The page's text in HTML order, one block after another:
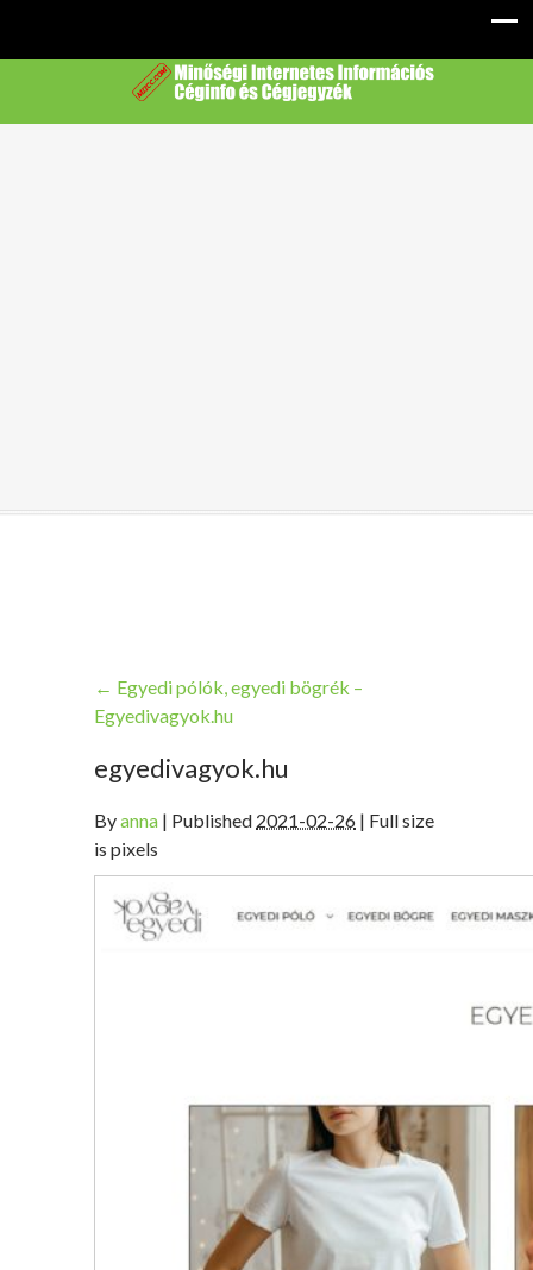
← Egyedi pólók, egyedi bögrék –
Egyedivagyok.hu
egyedivagyok.hu
Byanna | Published 2021-02-26 | Full size
is pixels